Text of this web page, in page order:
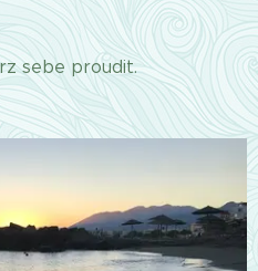
sebe proudit.